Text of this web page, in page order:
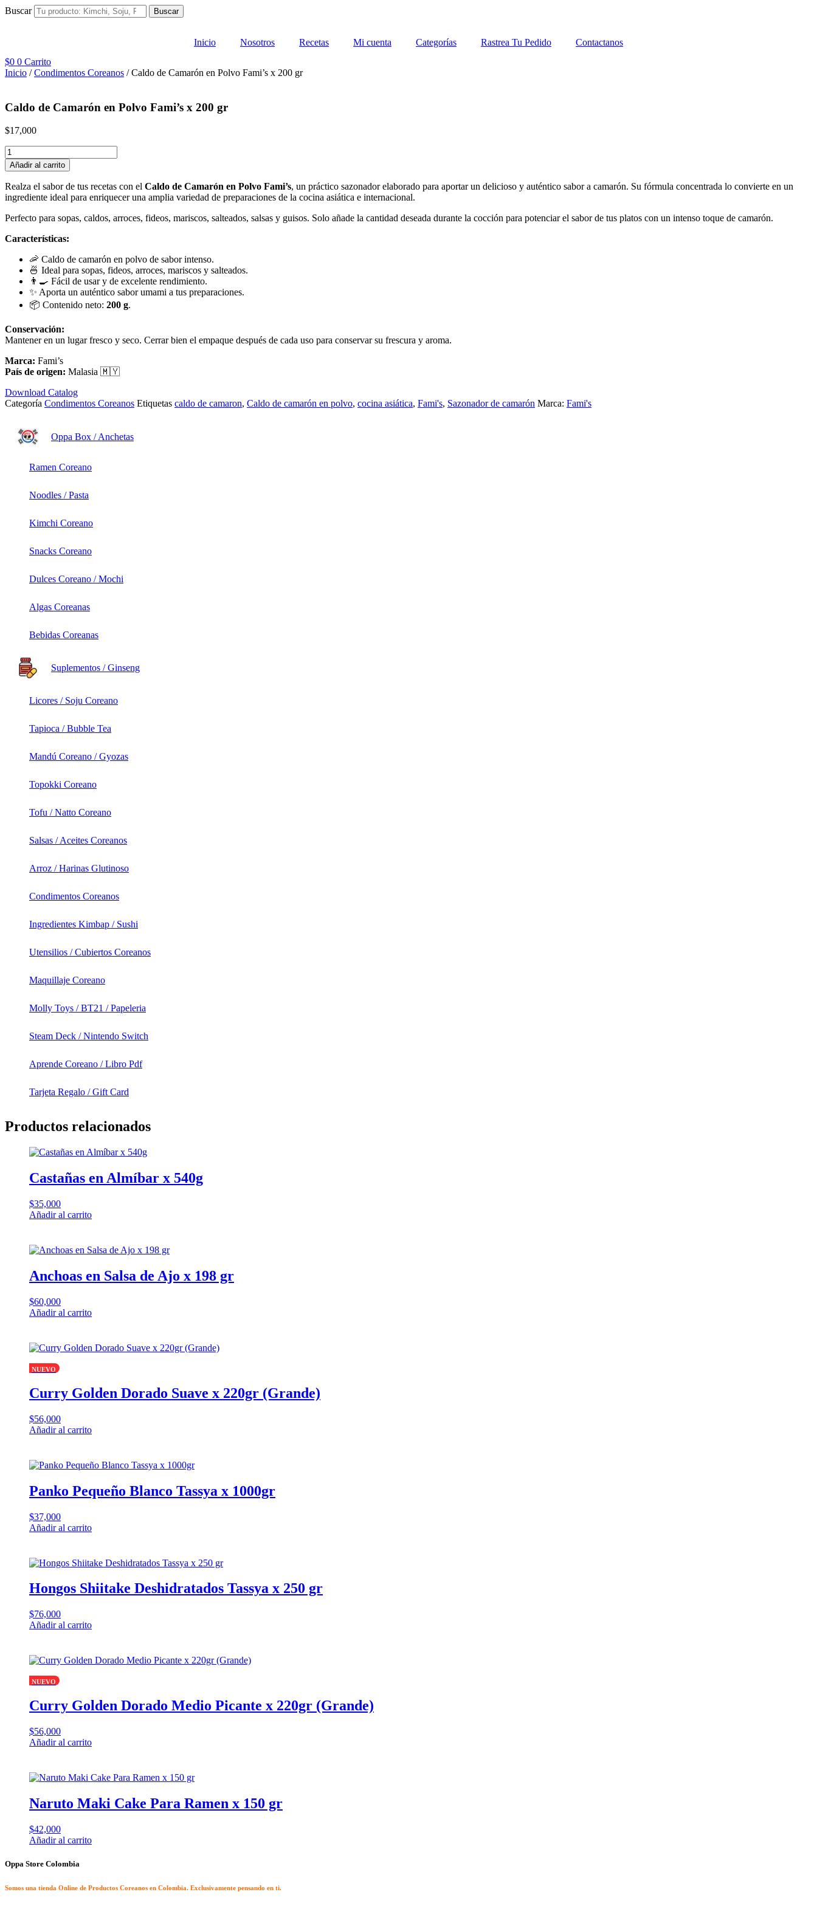
Ir
Buscar Buscar
Inicio Nosotros Recetas Mi cuenta Categorías Rastrea Tu Pedido
Contactanos
$0 0 Carrito
Inicio /Condimentos Coreanos / Caldo de Camarón en Polvo Fami’s x 200 gr
Caldo de Camarón en Polvo Fami’s x 200 gr
$17,000
Caldo
de
Camarón
en
Polvo
Fami's
x
gr
Añadir al carrito
Realza el sabor de tus recetas con el Caldo de Camarón en Polvo Fami’s, un práctico sazonador elaborado para aportar un delicioso y auténtico sabor a camarón. Su fórmula concentrada lo convierte en un
ingrediente ideal para enriquecer una amplia variedad de preparaciones de la cocina asiática e internacional.
Perfecto para sopas, caldos, arroces, fideos, mariscos, salteados, salsas y guisos. Solo añade la cantidad deseada durante la cocción para potenciar el sabor de tus platos con un intenso toque de camarón.
Características:
🦐 Caldo de camarón en polvo de sabor intenso.
🍜 Ideal para sopas, fideos, arroces, mariscos y salteados.
👨‍🍳 Fácil de usar y de excelente rendimiento.
✨ Aporta un auténtico sabor umami a tus preparaciones.
📦 Contenido neto: 200 g.
Conservación:
Mantener en un lugar fresco y seco. Cerrar bien el empaque después de cada uso para conservar su frescura y aroma.
Marca: Fami’s
País de origen: Malasia 🇲🇾
Download Catalog
Categoría Condimentos Coreanos Etiquetas caldo de camaron, Caldo de camarón en polvo, cocina asiática, Fami's, Sazonador de camarón Marca: Fami's
Oppa Box / Anchetas
Ramen Coreano
Noodles / Pasta
Kimchi Coreano
Snacks Coreano
Dulces Coreano / Mochi
Algas Coreanas
Bebidas Coreanas
Suplementos / Ginseng
Licores / Soju Coreano
Tapioca / Bubble Tea
Mandú Coreano / Gyozas
Topokki Coreano
Tofu / Natto Coreano
Salsas / Aceites Coreanos
Arroz / Harinas Glutinoso
Condimentos Coreanos
Ingredientes Kimbap / Sushi
Utensilios / Cubiertos Coreanos
Maquillaje Coreano
Molly Toys / BT21 / Papeleria
Steam Deck / Nintendo Switch
Aprende Coreano / Libro Pdf
Tarjeta Regalo / Gift Card
Productos relacionados
Castañas en Almíbar x 540g
$35,000
Añadir al carrito
Anchoas en Salsa de Ajo x 198 gr
$60,000
Añadir al carrito
NUEVO
Curry Golden Dorado Suave x 220gr (Grande)
$56,000
Añadir al carrito
Panko Pequeño Blanco Tassya x 1000gr
$37,000
Añadir al carrito
Hongos Shiitake Deshidratados Tassya x 250 gr
$76,000
Añadir al carrito
NUEVO
Curry Golden Dorado Medio Picante x 220gr (Grande)
$56,000
Añadir al carrito
Naruto Maki Cake Para Ramen x 150 gr
$42,000
Añadir al carrito
Oppa Store Colombia
Somos una tienda Online de Productos Coreanos en Colombia. Exclusivamente pensando en ti.